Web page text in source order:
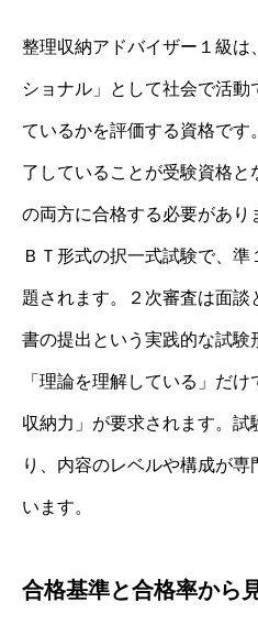
整理収納アドバイザー１級は
ショナル」として社会で活
ているかを評価する資格です
了していることが受験資格
の両方に合格する必要があり
ＢＴ形式の択一式試験で、
題されます。２次審査は面
書の提出という実践的な試験
「理論を理解している」だ
収納力」が要求されます。試
り、内容のレベルや構成が
います。
合格基準と合格率から